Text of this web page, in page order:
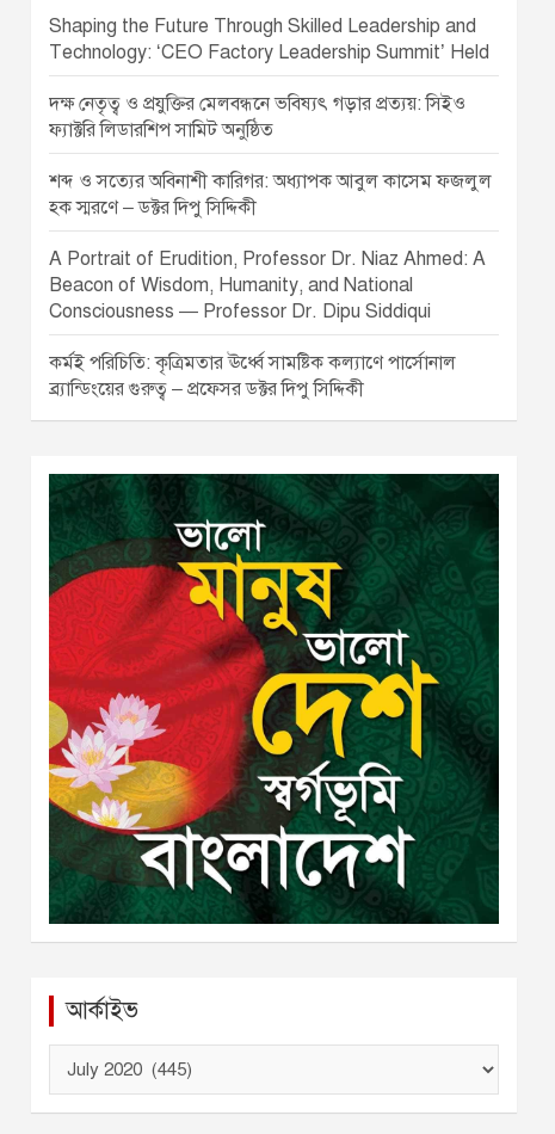
Shaping the Future Through Skilled Leadership and
Technology: ‘CEO Factory Leadership Summit’ Held
দক্ষ নেতৃত্ব ও প্রযুক্তির মেলবন্ধনে ভবিষ্যৎ গড়ার প্রত্যয়: সিইও
ফ্যাক্টরি লিডারশিপ সামিট অনুষ্ঠিত
শব্দ ও সত্যের অবিনাশী কারিগর: অধ্যাপক আবুল কাসেম ফজলুল
হক স্মরণে – ডক্টর দিপু সিদ্দিকী
A Portrait of Erudition, Professor Dr. Niaz Ahmed: A
Beacon of Wisdom, Humanity, and National
Consciousness — Professor Dr. Dipu Siddiqui
কর্মই পরিচিতি: কৃত্রিমতার ঊর্ধ্বে সামষ্টিক কল্যাণে পার্সোনাল
ব্র্যান্ডিংয়ের গুরুত্ব – প্রফেসর ডক্টর দিপু সিদ্দিকী
আর্কাইভ
ই